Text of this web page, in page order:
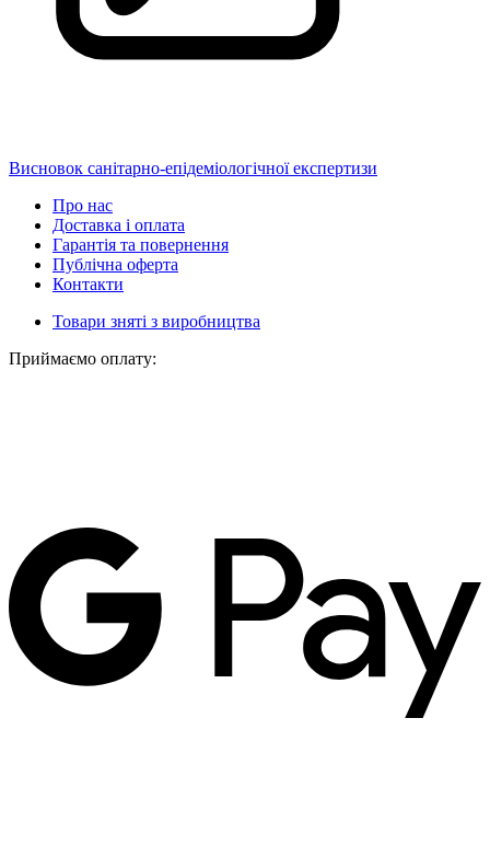
Висновок санітарно-епідеміологічної експертизи
Про нас
Доставка і оплата
Гарантія та повернення
Публічна оферта
Контакти
Товари зняті з виробництва
Приймаємо оплату: